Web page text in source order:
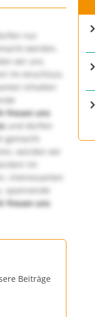
nur
werden.
wir uns
Im Anschluss
Inhalten
freuen uns
und dürfen
würden wir
Im
interessanten
spannende
freuen uns
Beiträge